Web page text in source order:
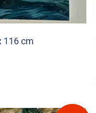
116 cm